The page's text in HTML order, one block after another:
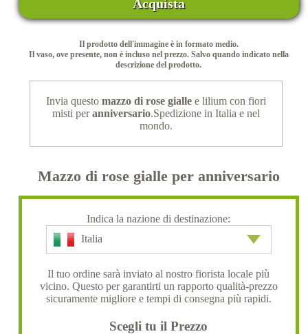
Acquista
Il prodotto dell'immagine è in formato medio.
Il vaso, ove presente, non è incluso nel prezzo. Salvo quando indicato nella
descrizione del prodotto.
Invia questomazzo di rose gialle e lilium con fiori
misti peranniversario.Spedizione in Italia e nel
mondo.
Mazzo di rose gialle per anniversario
Indica la nazione di destinazione:
Italia
Il tuo ordine sarà inviato al nostro fiorista locale più
vicino. Questo per garantirti un rapporto qualità-prezzo
sicuramente migliore e tempi di consegna più rapidi.
Scegli tu il Prezzo